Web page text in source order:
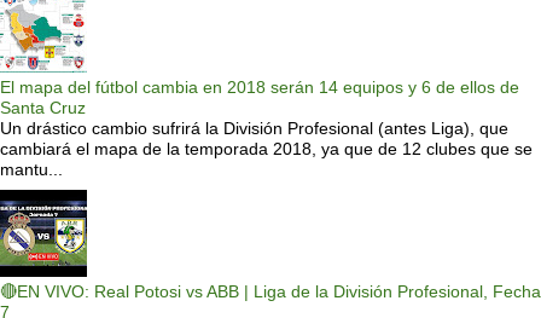
El mapa del fútbol cambia en 2018 serán 14 equipos y 6 de ellos de
Santa Cruz
Un drástico cambio sufrirá la División Profesional (antes Liga), que
cambiará el mapa de la temporada 2018, ya que de 12 clubes que se
mantu...
🔴EN VIVO: Real Potosi vs ABB | Liga de la División Profesional, Fecha
7